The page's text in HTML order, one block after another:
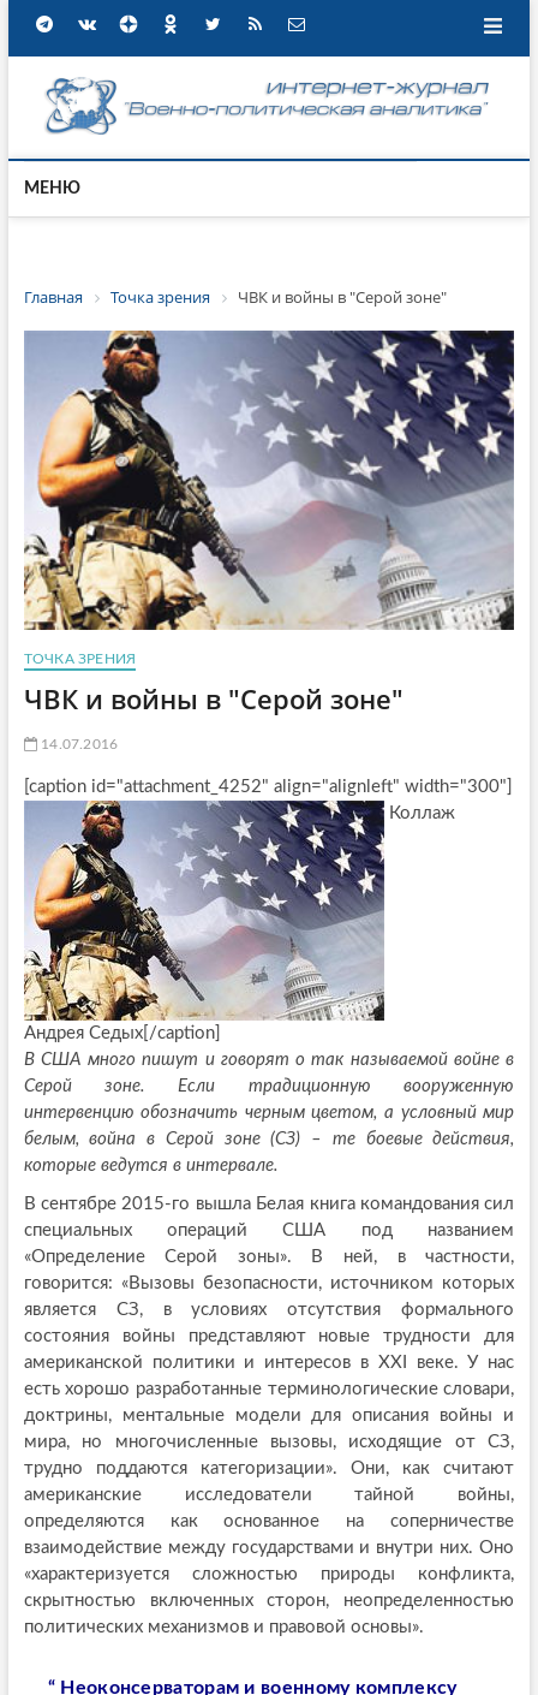
МЕНЮ
Главная Точка зрения ЧВК и войны в "Серой зоне"
ТОЧКА ЗРЕНИЯ
ЧВК и войны в "Серой зоне"
14.07.2016
[caption id="attachment_4252" align="alignleft" width="300"]
Коллаж
Андрея Седых[/caption]
В США много пишут и говорят о так называемой войне в
Серой зоне. Если традиционную вооруженную
интервенцию обозначить черным цветом, а условный мир
белым, война в Серой зоне (СЗ) – те боевые действия,
которые ведутся в интервале.
В сентябре 2015-го вышла Белая книга командования сил
специальных операций США под названием
«Определение Серой зоны». В ней, в частности,
говорится: «Вызовы безопасности, источником которых
является СЗ, в условиях отсутствия формального
состояния войны представляют новые трудности для
американской политики и интересов в XXI веке. У нас
есть хорошо разработанные терминологические словари,
доктрины, ментальные модели для описания войны и
мира, но многочисленные вызовы, исходящие от СЗ,
трудно поддаются категоризации». Они, как считают
американские исследователи тайной войны,
определяются как основанное на соперничестве
взаимодействие между государствами и внутри них. Оно
«характеризуется сложностью природы конфликта,
скрытностью включенных сторон, неопределенностью
политических механизмов и правовой основы».
“ Неоконсерваторам и военному комплексу